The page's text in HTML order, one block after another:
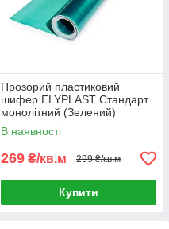
Прозорий пластиковий
шифер ELYPLAST Стандарт
монолітний (Зелений)
В наявності
269 ₴/кв.м 299 ₴/кв.м
Купити